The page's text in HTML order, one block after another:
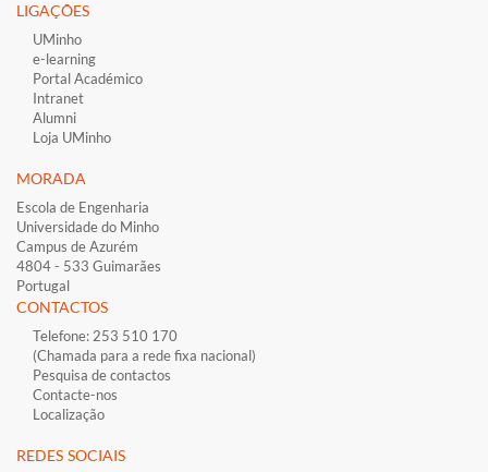
LIGAÇÕES​
UMinho
e-learning
Portal Académico
Intranet
Alumni
Loja UMinho
MORADA
Escola de Engenharia
Universidade do Minho
Campus de Azurém
4804 - 533 Guimarães
Portugal
CONTACTOS
Telefone: 253 510 170
(Chamada para a rede fixa nacional)
Pesquisa de contactos
Contacte-nos
Localização
​REDES SOCIAI​S